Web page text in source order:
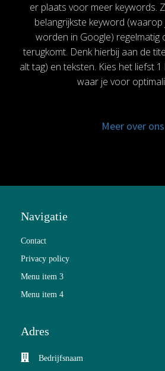
er plaats voor meer keywords.
belangrijkste keyword
worden in Google) regelmatig
terugkomt. Denk hierbij aan de
alt tag) en teksten. Kies het liefst
waar je voor
Meer over ons
Navigatie
Contact
Privacy policy
Menu item 3
Menu item 4
Adres
Bedrijfsnaam